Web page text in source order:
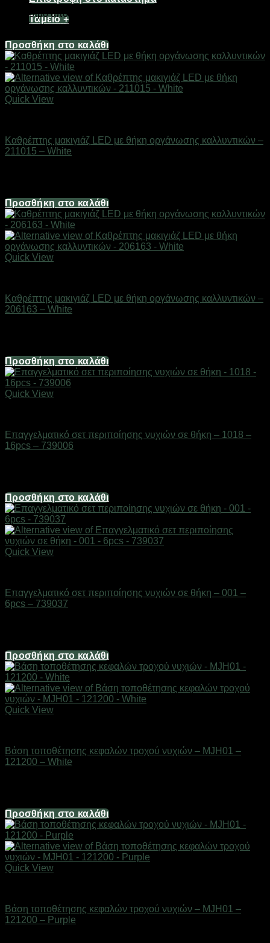
Ταμείο +
Διαθέσιμο από 1-3 ημέρες
Προσθήκη στο καλάθι
Quick View
Καθρέπτης μακιγιάζ LED με θήκη οργάνωσης καλλυντικών –
211015 – White
Προσθήκη στο καλάθι
Quick View
Καθρέπτης μακιγιάζ LED με θήκη οργάνωσης καλλυντικών –
206163 – White
Προσθήκη στο καλάθι
Quick View
Επαγγελματικό σετ περιποίησης νυχιών σε θήκη – 1018 –
16pcs – 739006
Προσθήκη στο καλάθι
Quick View
Επαγγελματικό σετ περιποίησης νυχιών σε θήκη – 001 –
6pcs – 739037
Προσθήκη στο καλάθι
Quick View
Βάση τοποθέτησης κεφαλών τροχού νυχιών – MJH01 –
121200 – White
Προσθήκη στο καλάθι
Quick View
Βάση τοποθέτησης κεφαλών τροχού νυχιών – MJH01 –
121200 – Purple